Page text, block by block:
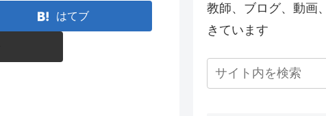
はてブ
教師、ブログ、動画
きています